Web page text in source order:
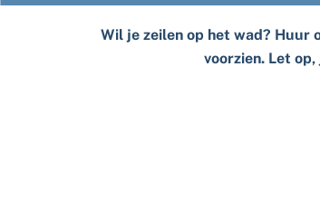
Wil je zeilen op het wad? Huur
voorzien. Let